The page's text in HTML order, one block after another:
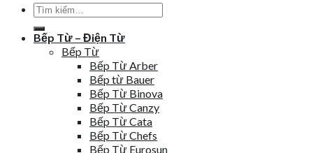
Tìm
kiếm:
Bếp Từ – Điện Từ
Bếp Từ
Bếp Từ Arber
Bếp từ Bauer
Bếp Từ Binova
Bếp Từ Canzy
Bếp Từ Cata
Bếp Từ Chefs
Bếp Từ Eurosun